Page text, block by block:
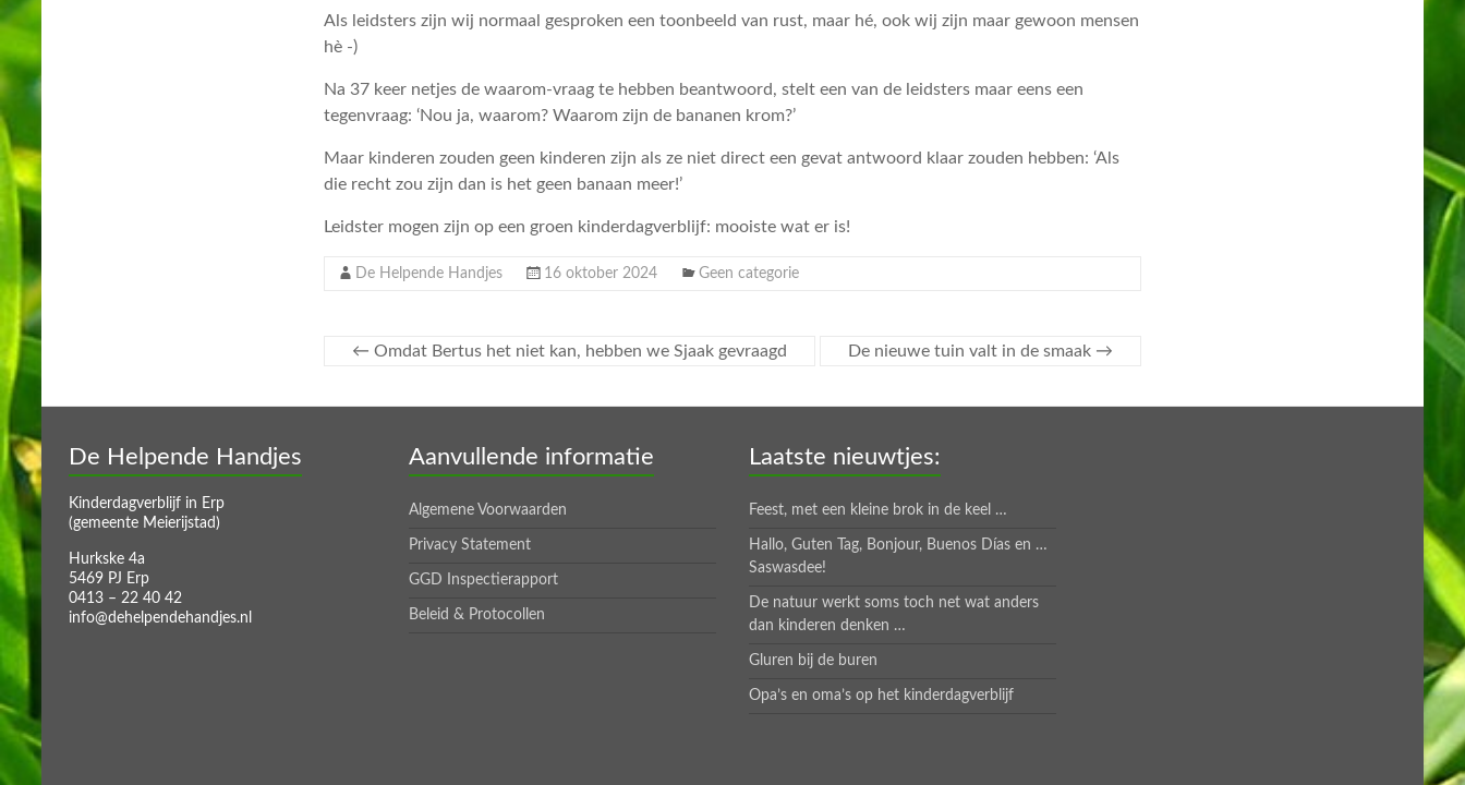
Als leidsters zijn wij normaal gesproken een toonbeeld van rust, maar hé, ook wij zijn maar gewoon mensen
hè -)
Na 37 keer netjes de waarom-vraag te hebben beantwoord, stelt een van de leidsters maar eens een
tegenvraag: ‘Nou ja, waarom? Waarom zijn de bananen krom?’
Maar kinderen zouden geen kinderen zijn als ze niet direct een gevat antwoord klaar zouden hebben: ‘Als
die recht zou zijn dan is het geen banaan meer!’
Leidster mogen zijn op een groen kinderdagverblijf: mooiste wat er is!
De Helpende Handjes 16 oktober 2024 Geen categorie
← Omdat Bertus het niet kan, hebben we Sjaak gevraagd De nieuwe tuin valt in de smaak →
De Helpende Handjes
Kinderdagverblijf in Erp
(gemeente Meierijstad)
Hurkske 4a
5469 PJ Erp
0413 – 22 40 42
info@dehelpendehandjes.nl
Aanvullende informatie
Algemene Voorwaarden
Privacy Statement
GGD Inspectierapport
Beleid & Protocollen
Laatste nieuwtjes:
Feest, met een kleine brok in de keel …
Hallo, Guten Tag, Bonjour, Buenos Días en …
Saswasdee!
De natuur werkt soms toch net wat anders
dan kinderen denken …
Gluren bij de buren
Opa’s en oma’s op het kinderdagverblijf